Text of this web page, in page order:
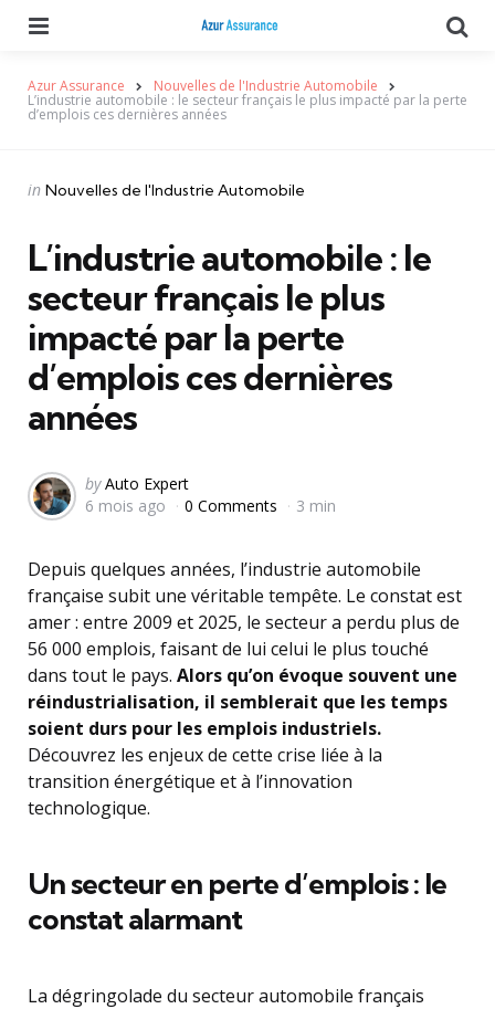
Azur Assurance Nouvelles de l'Industrie Automobile
L’industrie automobile : le secteur français le plus impacté par la perte
d’emplois ces dernières années
Categories
Posted
in Nouvelles de l'Industrie Automobile
L’industrie automobile : le
secteur français le plus
impacté par la perte
d’emplois ces dernières
années
Posted
by
by Auto Expert
6 mois ago
0 Comments 3 min
Depuis quelques années, l’industrie automobile
française subit une véritable tempête. Le constat est
amer : entre 2009 et 2025, le secteur a perdu plus de
56 000 emplois, faisant de lui celui le plus touché
dans tout le pays. Alors qu’on évoque souvent une
réindustrialisation, il semblerait que les temps
soient durs pour les emplois industriels.
Découvrez les enjeux de cette crise liée à la
transition énergétique et à l’innovation
technologique.
Un secteur en perte d’emplois : le
constat alarmant
La dégringolade du secteur automobile français